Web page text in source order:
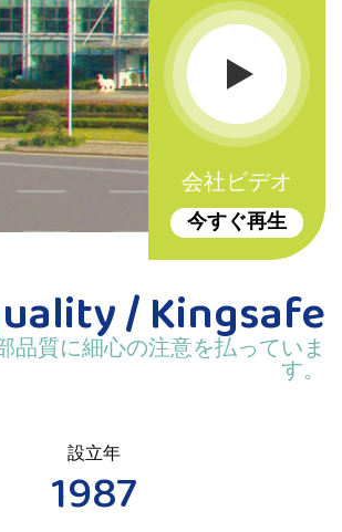
会社ビデオ
今すぐ再生
/ Kingsafe
品質に細心の注意を払っていま
す。
設立年
1987